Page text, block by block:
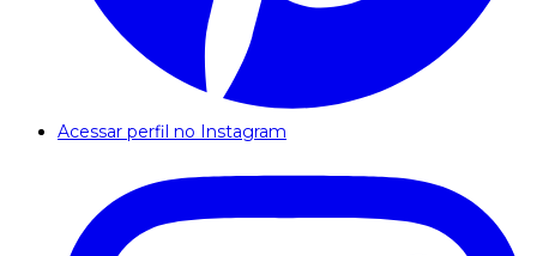
Acessar perfil no Instagram